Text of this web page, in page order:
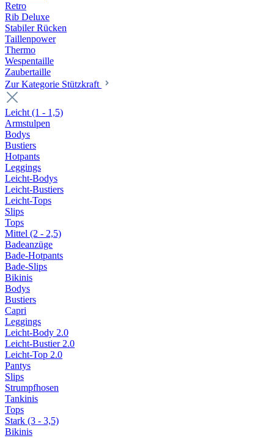
Retro
Rib Deluxe
Stabiler Rücken
Taillenpower
Thermo
Wespentaille
Zaubertaille
Zur Kategorie Stützkraft
Leicht (1 - 1,5)
Armstulpen
Bodys
Bustiers
Hotpants
Leggings
Leicht-Bodys
Leicht-Bustiers
Leicht-Tops
Slips
Tops
Mittel (2 - 2,5)
Badeanzüge
Bade-Hotpants
Bade-Slips
Bikinis
Bodys
Bustiers
Capri
Leggings
Leicht-Body 2.0
Leicht-Bustier 2.0
Leicht-Top 2.0
Pantys
Slips
Strumpfhosen
Tankinis
Tops
Stark (3 - 3,5)
Bikinis